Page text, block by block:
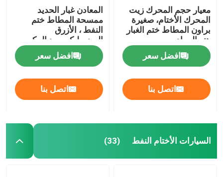
ختم رمح الميكانيكية
الأختام صمام الجذعية النفط
أجزاء إصلاح المحرك
معيار حجم المحرك زيت
المحرك الأختام، صغيرة
براون المطاط ختم الغبار
هنر المواد
افضل سعر
اتصل بنا
المعادن غبار الحديد
ممسحة المطاط ختم
النفط ، الأزرق
الهيدروليكي رود المكبس
ختم
افضل سعر
اتصل بنا
السيارات الأختام النفط (33)